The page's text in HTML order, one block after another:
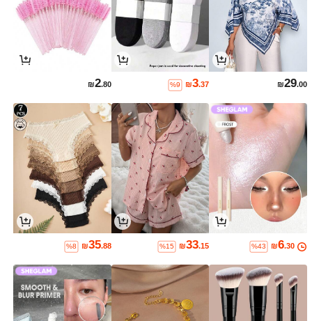
₪29.00
₪3.37
%9
₪2.80
₪6.30
%43
₪33.15
%15
₪35.88
%8